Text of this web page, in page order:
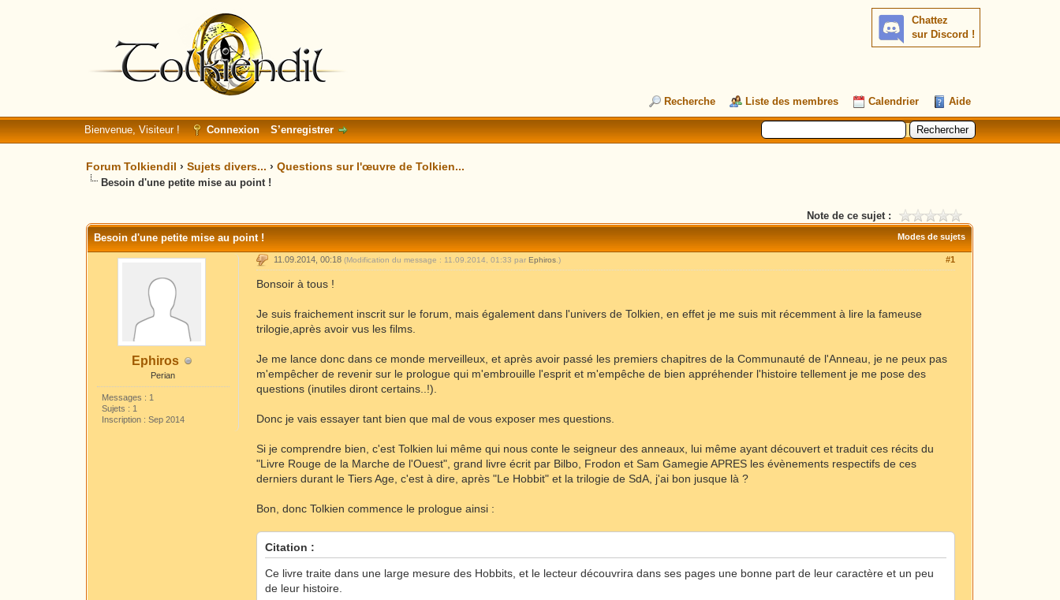
Chattez
sur Discord !
Recherche Liste des membres Calendrier Aide
Bienvenue, Visiteur ! Connexion S’enregistrer
Forum Tolkiendil ›Sujets divers... ›Questions sur l'œuvre de Tolkien...
Besoin d'une petite mise au point !
Note de ce sujet :
Modes de sujets
Besoin d'une petite mise au point !
Ephiros
Perian
Messages : 1
Sujets : 1
Inscription : Sep 2014
#1
11.09.2014, 00:18(Modification du message : 11.09.2014, 01:33 parEphiros .)
Bonsoir à tous !
Je suis fraichement inscrit sur le forum, mais également dans l'univers de Tolkien, en effet je me suis mit récemment à lire la fameuse
trilogie,après avoir vus les films.
Je me lance donc dans ce monde merveilleux, et après avoir passé les premiers chapitres de la Communauté de l'Anneau, je ne peux pas
m'empêcher de revenir sur le prologue qui m'embrouille l'esprit et m'empêche de bien appréhender l'histoire tellement je me pose des
questions (inutiles diront certains..!).
Donc je vais essayer tant bien que mal de vous exposer mes questions.
Si je comprendre bien, c'est Tolkien lui même qui nous conte le seigneur des anneaux, lui même ayant découvert et traduit ces récits du
"Livre Rouge de la Marche de l'Ouest", grand livre écrit par Bilbo, Frodon et Sam Gamegie APRES les évènements respectifs de ces
derniers durant le Tiers Age, c'est à dire, après "Le Hobbit" et la trilogie de SdA, j'ai bon jusque là ?
Bon, donc Tolkien commence le prologue ainsi :
Citation :
Ce livre traite dans une large mesure des Hobbits, et le lecteur découvrira dans ses pages une bonne part de leur caractère et un peu
de leur histoire.